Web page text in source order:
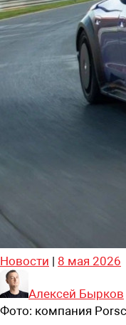
Новости | 8 мая 2026
Алексей Бырков
Фото: компания